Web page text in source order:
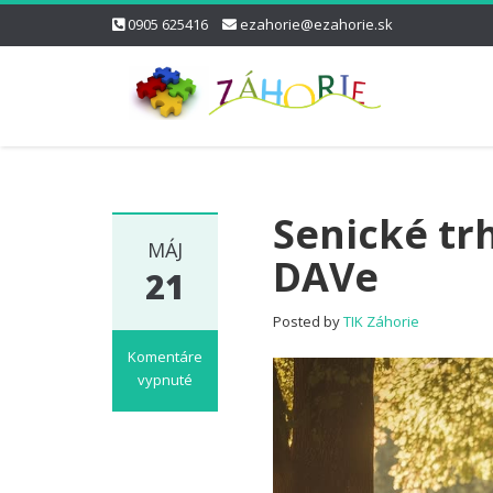
0905 625416 ezahorie@ezahorie.sk
MÁJ
21
Komentáre
vypnuté
Senické
DAVe
Posted byTIK Záhorie